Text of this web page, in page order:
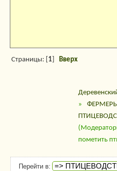
Страницы: [ 1 ]Вверх
»
пометить
Перейти в: